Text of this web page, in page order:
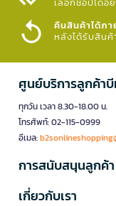
คืนสินค้าได้ภา
หลังได้รับสินค้
ศูนย์บริการลูกค้า
ทุกวัน เวลา 8.30-18.00 น.
โทรศัพท์: 02-115-0999
อีเมล:
การสนับสนุนลูกค้า
เกี่ยวกับเรา